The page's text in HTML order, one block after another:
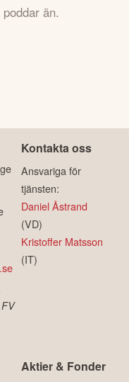
än.
Kontakta oss
Ansvariga för
tjänsten:
Daniel Åstrand
(VD)
Kristoffer Matsson
(IT)
Aktier & Fonder